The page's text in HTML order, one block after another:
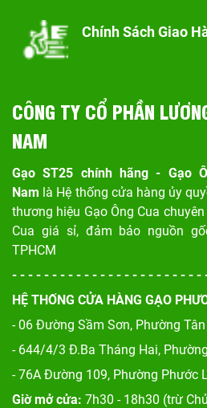
Chính Sách Giao
CÔNG TY CỔ PHẦN
NAM
Gạo ST25 chính hãng - Gạo
Nam là Hệ thống cửa hàng ủy
thương hiệu Gạo Ông Cua
Cua giá sỉ, đảm bảo nguồn
TPHCM
- - - - - - - - - - - - - - - - - - - - - - - -
HỆ THỐNG CỬA HÀNG GẠO
- 06 Đường Sầm Sơn, Phường Tân
- 644/4/3 Đ.Ba Tháng Hai,
- 76A Đường 109, Phường Phước
Giờ mở cửa: 7h30 - 18h30 (trừ